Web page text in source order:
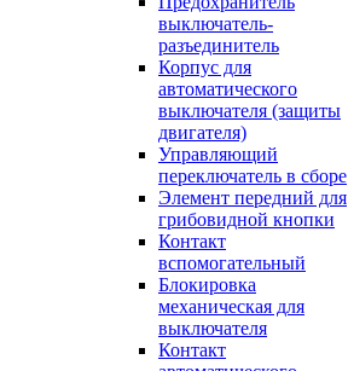
выключатель-
разъединитель
Корпус для
автоматического
выключателя (защиты
двигателя)
Управляющий
переключатель в сборе
Элемент передний для
грибовидной кнопки
Контакт
вспомогательный
Блокировка
механическая для
выключателя
Контакт